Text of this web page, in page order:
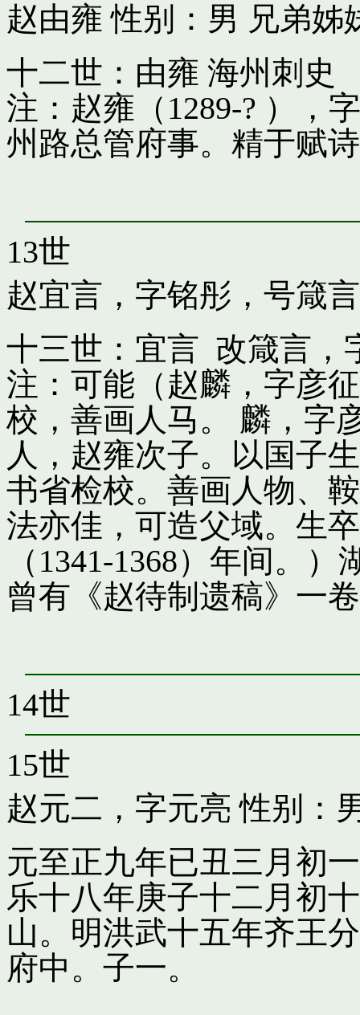
赵由雍 性别：男 兄弟姊
十二世：由雍 海州刺史
注：赵雍（1289-? ），
州路总管府事。精于赋
13世
赵宜言，字铭彤，号箴言
十三世：宜言 改箴言，
注：可能（赵麟，字彦
校，善画人马。 麟，字
人，赵雍次子。以国子
书省检校。善画人物、
法亦佳，可造父域。生
（1341-1368）年间。
曾有《赵待制遗稿》一
14世
15世
赵元二，字元亮 性别：
元至正九年已丑三月初
乐十八年庚子十二月初
山。明洪武十五年齐王
府中。子一。